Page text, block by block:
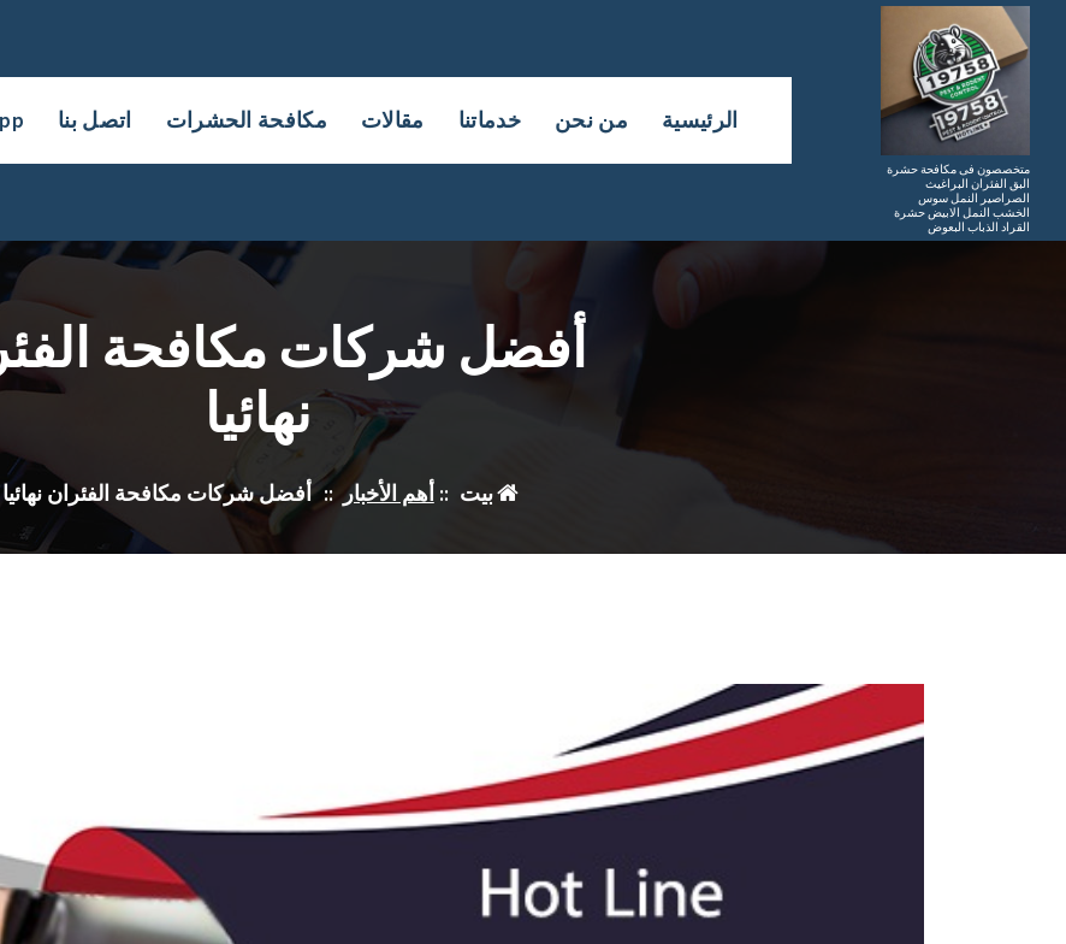
التجاوز
المحتوى
متخصصون فى مكافحة حشرة
البق الفئران البراغيث
الصراصير النمل سوس
الخشب النمل الابيض حشرة
القراد الذباب البعوض
الرئيسية من نحن خدماتنا مقالات مكافحة الحشرات اتصل بنا
أفضل شركات مكافحة
نهائيا
بيت ::أهم الأخبار :: أفضل شركات مكافحة الفئران نهائيا